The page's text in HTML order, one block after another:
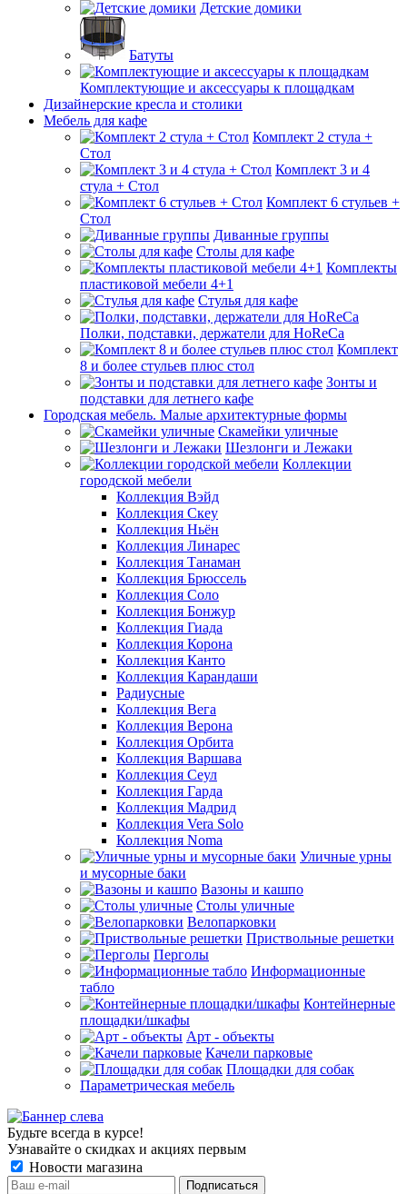
Детские домики
Батуты
Комплектующие и аксессуары к площадкам
Дизайнерские кресла и столики
Мебель для кафе
Комплект 2 стула +
Стол
Комплект 3 и 4
стула + Стол
Комплект 6 стульев +
Стол
Диванные группы
Столы для кафе
Комплекты
пластиковой мебели 4+1
Стулья для кафе
Полки, подставки, держатели для HoReCa
Комплект
8 и более стульев плюс стол
Зонты и
подставки для летнего кафе
Городская мебель. Малые архитектурные формы
Скамейки уличные
Шезлонги и Лежаки
Коллекции
городской мебели
Коллекция Вэйд
Коллекция Скеу
Коллекция Ньён
Коллекция Линарес
Коллекция Танаман
Коллекция Брюссель
Коллекция Соло
Коллекция Бонжур
Коллекция Гиада
Коллекция Корона
Коллекция Канто
Коллекция Карандаши
Радиусные
Коллекция Вега
Коллекция Верона
Коллекция Орбита
Коллекция Варшава
Коллекция Сеул
Коллекция Гарда
Коллекция Мадрид
Коллекция Vera Solo
Коллекция Noma
Уличные урны
и мусорные баки
Вазоны и кашпо
Столы уличные
Велопарковки
Приствольные решетки
Перголы
Информационные
табло
Контейнерные
площадки/шкафы
Арт - объекты
Качели парковые
Площадки для собак
Параметрическая мебель
Будьте всегда в курсе!
Узнавайте о скидках и акциях первым
Новости магазина